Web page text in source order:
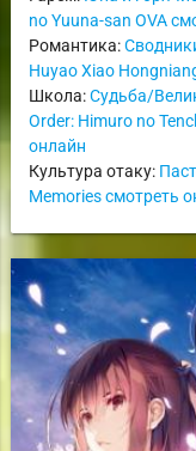
no Yuuna-san OVA
Романтика:
Huyao Xiao
Школа:Судьба/
Order: Himuro no
онлайн
Культура отаку:
Memories смотреть